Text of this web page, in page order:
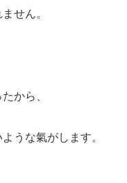
せん。
から、
うな氣がします。